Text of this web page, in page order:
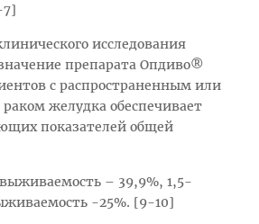
исследования
препарата Опдиво®
c распространенным или
желудка обеспечивает
показателей общей
– 39,9%, 1,5-
-25%. [9-10]